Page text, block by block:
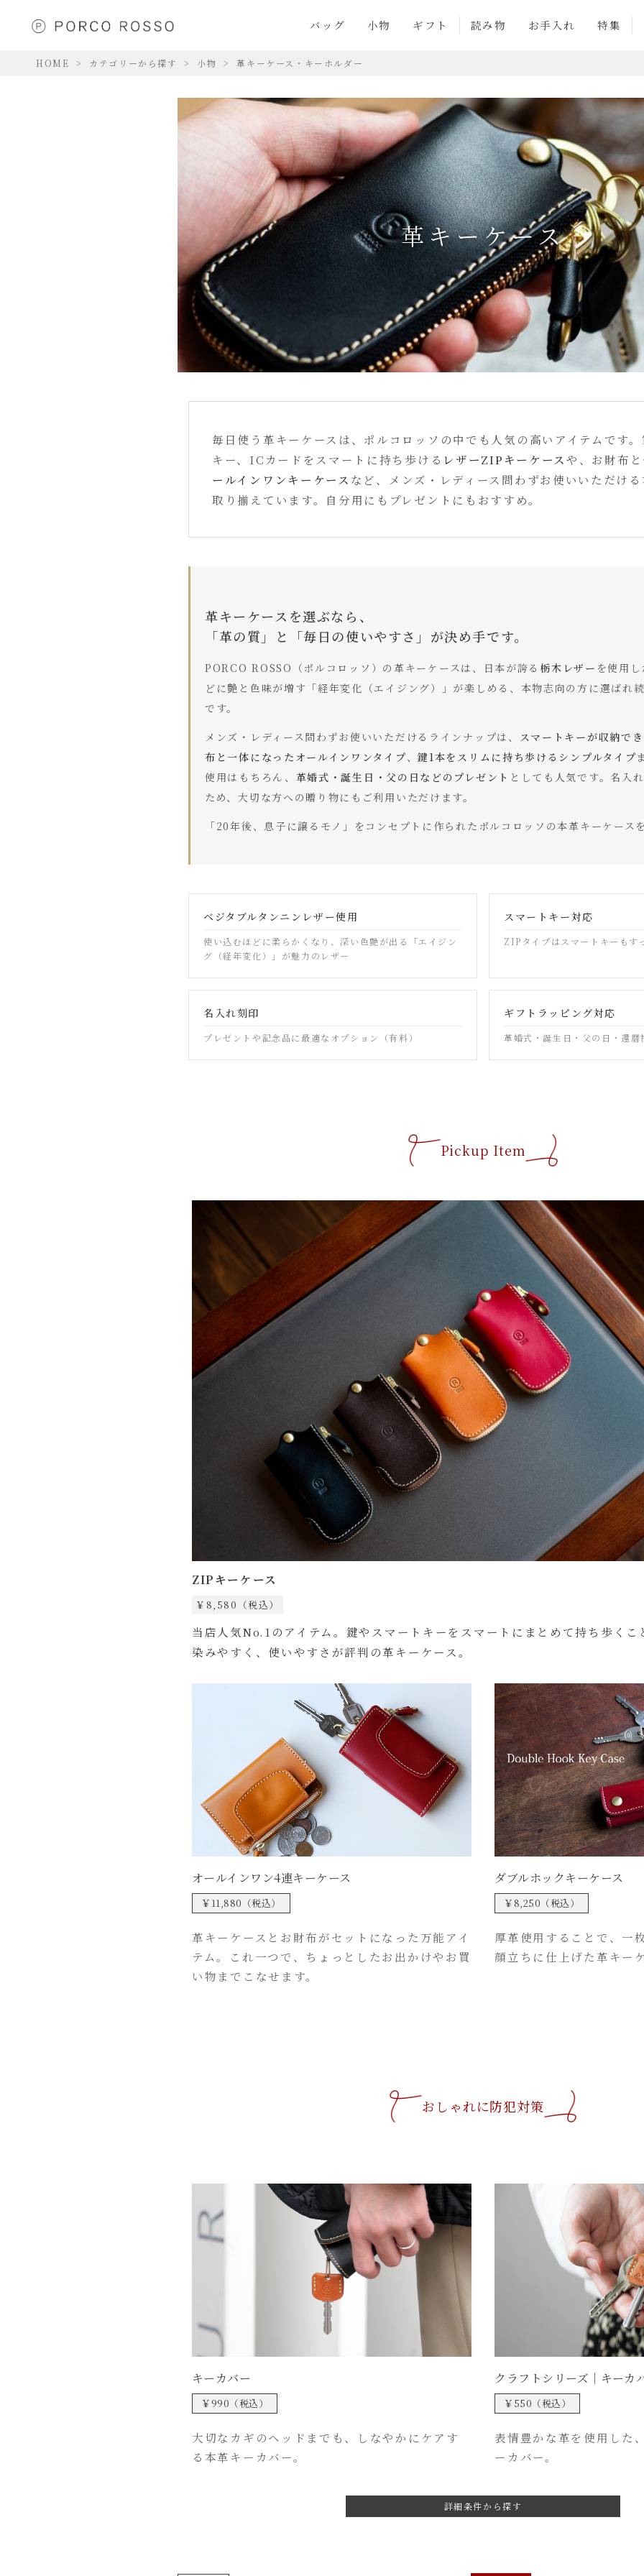
バッグ 小物 ギフト 読み物 お手入れ 特集
HOME カテゴリーから探す 小物 革キーケース・キーホルダー
革キーケース
毎日使う革キーケースは、ポルコロッソの中でも人気の高いアイテムです
キー、ICカードをスマートに持ち歩ける レザーZIPキーケースや、お財布
ールインワンキーケース など、メンズ・レディース問わずお使いいただけ
取り揃えています。自分用にもプレゼントにもおすすめ。
革キーケースを選ぶなら、
「革の質」と「毎日の使いやすさ」が決め手です。
PORCO ROSSO（ポルコロッソ）の革キーケースは、日本が誇る栃木レザー を使用
どに艶と色味が増す「経年変化（エイジング）」が楽しめる、本物志向の方に選ばれ
です。
メンズ・レディース問わずお使いいただけるラインナップは、
スマートキーが収納で
布と一体になったオールインワンタイプ、鍵1本をスリムに持ち歩けるシンプルタイプ
使用はもちろん、 革婚式・誕生日・父の日などのプレゼント としても人気です。名入
ため、大切な方への贈り物にもご利用いただけます。
「20年後、息子に譲るモノ」をコンセプトに作られたポルコロッソの本革キーケース
ベジタブルタンニンレザー使用
使い込むほどに柔らかくなり、深い色艶が出る「エイジン
グ（経年変化）」が魅力のレザー
スマートキー対応
ZIPタイプはスマートキーもす
名入れ刻印
プレゼントや記念品に最適なオプション（有料）
ギフトラッピング対応
革婚式・誕生日・父の日・還暦
Pickup Item
ZIPキーケース
￥8,580（税込）
当店人気No.1のアイテム。鍵やスマートキーをスマートにまとめて持ち歩く
染みやすく、使いやすさが評判の革キーケース。
オールインワン4連キーケース
￥11,880（税込）
革キーケースとお財布がセットになった万能アイ
テム。これ一つで、ちょっとしたお出かけやお買
い物までこなせます。
ダブルホックキーケース
￥8,250（税込）
厚革使用することで、一
顔立ちに仕上げた革キー
おしゃれに防犯対策
キーカバー
￥990（税込）
大切なカギのヘッドまでも、しなやかにケアす
る本革キーカバー。
クラフトシリーズ｜キーカ
￥550（税込）
表情豊かな革を使用した
ーカバー。
詳細条件から探す